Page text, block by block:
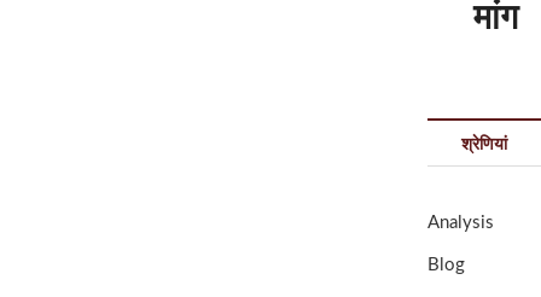
मांग
श्रेणियां
Analysis
Blog